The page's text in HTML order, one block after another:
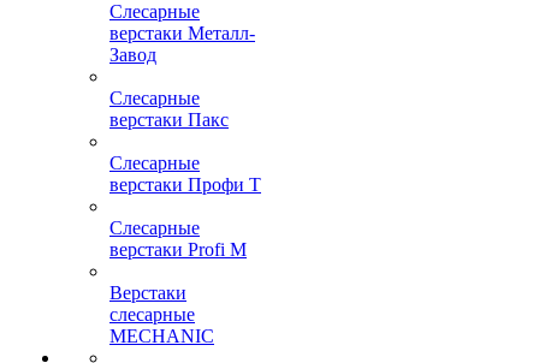
Слесарные
верстаки Металл-
Завод
Слесарные
верстаки Пакс
Слесарные
верстаки Профи Т
Слесарные
верстаки Profi M
Верстаки
слесарные
MECHANIC